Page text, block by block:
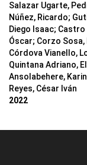
Salazar Ugarte,
Núñez, Ricardo;
Diego Isaac; Castro
Óscar; Corzo Sosa,
Córdova Vianello,
Quintana Adriano,
Ansolabehere,
Reyes, César Iván
2022